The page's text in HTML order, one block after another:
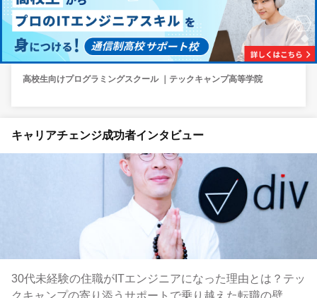
高校生向けプログラミングスクール ｜テックキャンプ高等学院
キャリアチェンジ成功者インタビュー
30代未経験の住職がITエンジニアになった理由とは？テッ